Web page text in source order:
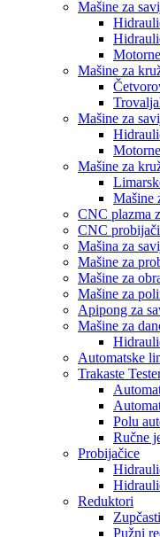
Mašine za
Mašine za
Mašine za
Motorne
Mašine za
Mašine
CNC plazma
CNC
Mašina za
Mašine za
Mašine za
Mašine za
Apipong za
Mašine za
Automatske
Trakaste
Polu
Ručne
Probijačice
Reduktori
Pužni